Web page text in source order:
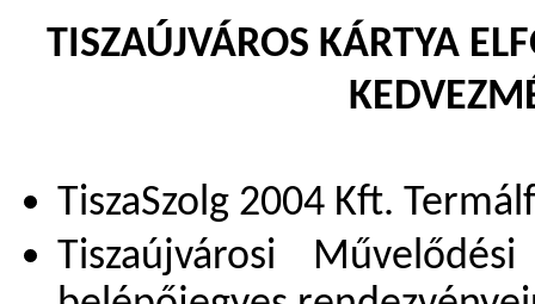
TISZAÚJVÁROS KÁRTYA
TiszaSzolg 2004 Kft.
Tiszaújvárosi